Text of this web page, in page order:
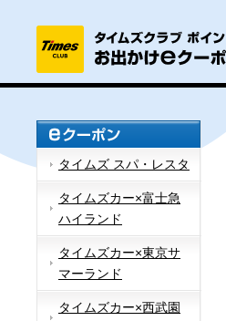
タイムズ スパ・レスタ
タイムズカー×富士急
ハイランド
タイムズカー×東京サ
マーランド
タイムズカー×西武園